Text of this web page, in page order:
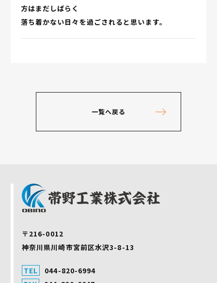
方はまだしばらく
落ち着かない日々を過ごされると思います。
一覧へ戻る
〒216-0012
神奈川県川崎市宮前区水沢3-8-13
TEL
044-820-6994